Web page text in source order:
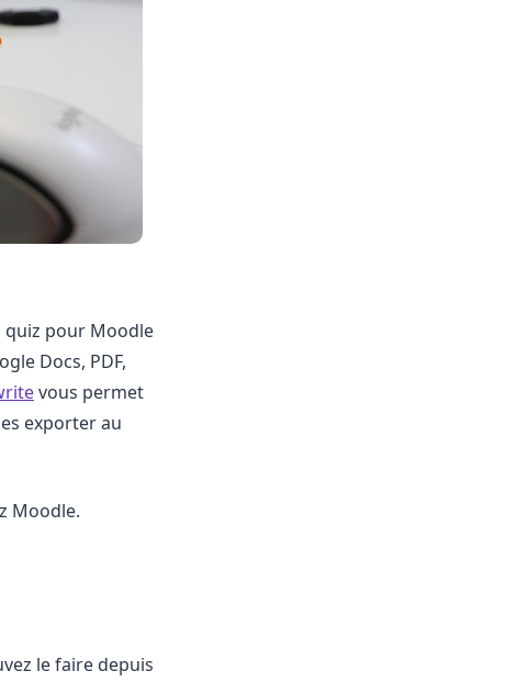
quiz pour Moodle
Docs, PDF,
vous permet
exporter au
Moodle.
le faire depuis